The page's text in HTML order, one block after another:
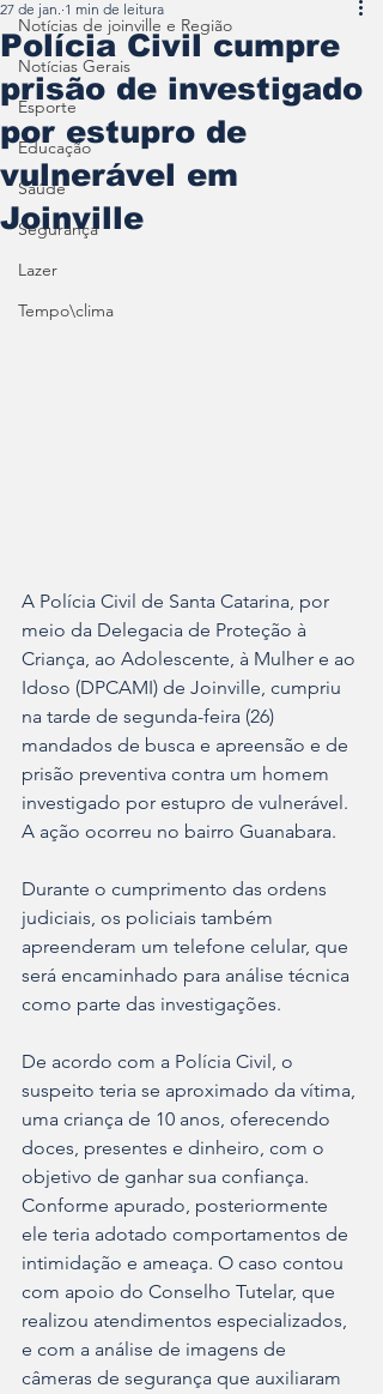
Notícias de joinville e Região
Notícias Gerais
Esporte
Educação
Saúde
Segurança
Lazer
Tempo\clima
Polícia Civil cumpre
prisão de investigado
por estupro de
vulnerável em
Joinville
27 de jan. 1 min de leitura
A Polícia Civil de Santa Catarina, por
meio da Delegacia de Proteção à
Criança, ao Adolescente, à Mulher e ao
Idoso (DPCAMI) de Joinville, cumpriu
na tarde de segunda-feira (26)
mandados de busca e apreensão e de
prisão preventiva contra um homem
investigado por estupro de vulnerável.
A ação ocorreu no bairro Guanabara.
Durante o cumprimento das ordens
judiciais, os policiais também
apreenderam um telefone celular, que
será encaminhado para análise técnica
como parte das investigações.
De acordo com a Polícia Civil, o
suspeito teria se aproximado da vítima,
uma criança de 10 anos, oferecendo
doces, presentes e dinheiro, com o
objetivo de ganhar sua confiança.
Conforme apurado, posteriormente
ele teria adotado comportamentos de
intimidação e ameaça. O caso contou
com apoio do Conselho Tutelar, que
realizou atendimentos especializados,
e com a análise de imagens de
câmeras de segurança que auxiliaram